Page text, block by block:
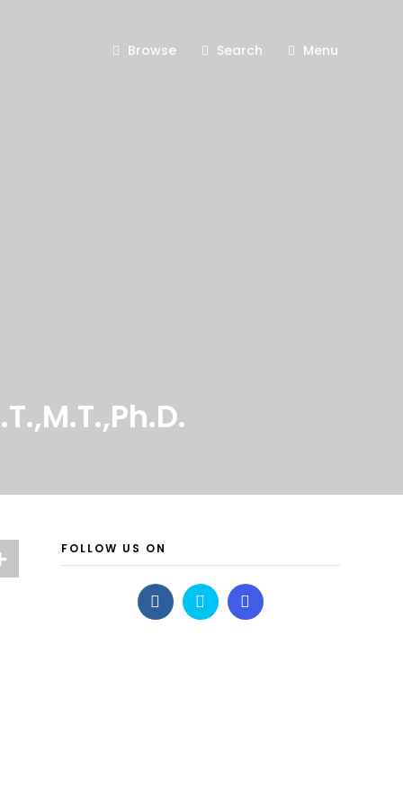
Browse Search Menu
FOLLOW US ON